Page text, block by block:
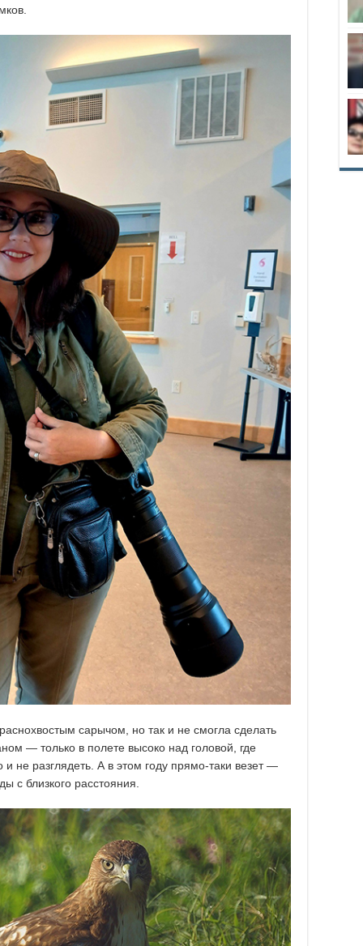
сарычом, но так и не смогла сделать
— только в полете высоко над головой, где
не разглядеть. А в этом году прямо-таки везет —
с близкого расстояния.